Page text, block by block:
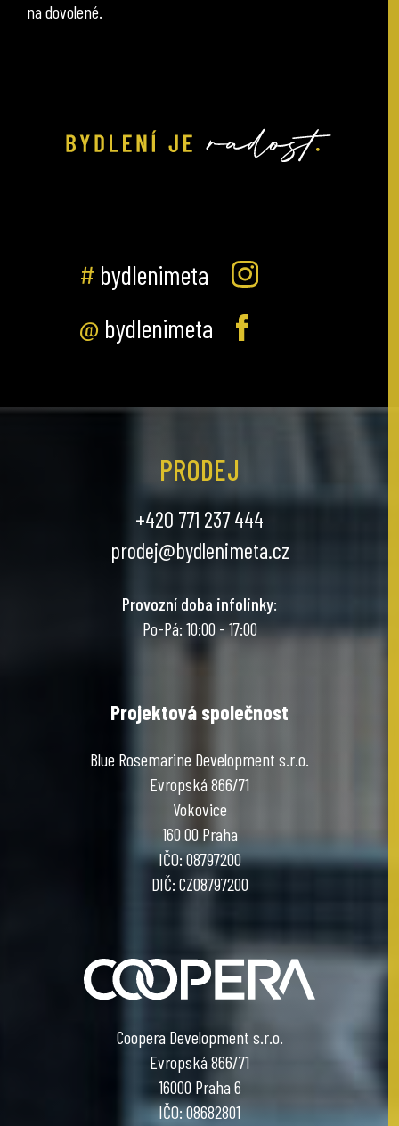
na dovolené.
# bydlenimeta
@ bydlenimeta
PRODEJ
+420 771 237 444
prodej@bydlenimeta.cz
Provozní doba infolinky:
Po-Pá: 10:00 - 17:00
Projektová společnost
Blue Rosemarine Development s.r.o.
Evropská 866/71
Vokovice
160 00 Praha
IČO: 08797200
DIČ: CZ08797200
Coopera Development s.r.o.
Evropská 866/71
16000 Praha 6
IČO: 08682801